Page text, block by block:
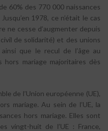
60% des 770 000 naissances
1978, ce n’était le cas
ne cesse d’augmenter depuis
de solidarité) et des unions
que le recul de l’âge au
hors mariage majoritaires dès
de l’Union européenne (UE),
mariage. Au sein de l’UE, la
hors mariage. Elles sont
vingt-huit de l’UE : France,